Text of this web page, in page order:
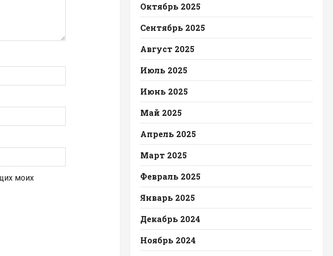
моих
Октябрь 2025
Сентябрь 2025
Август 2025
Июль 2025
Июнь 2025
Май 2025
Апрель 2025
Март 2025
Февраль 2025
Январь 2025
Декабрь 2024
Ноябрь 2024